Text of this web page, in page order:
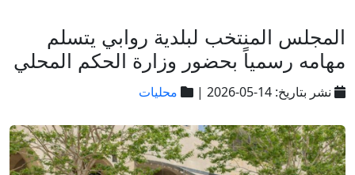
المجلس المنتخب لبلدية روابي يتسلم
مهامه رسمياً بحضور وزارة الحكم المحلي
نشر بتاريخ: 14-05-2026 | محليات